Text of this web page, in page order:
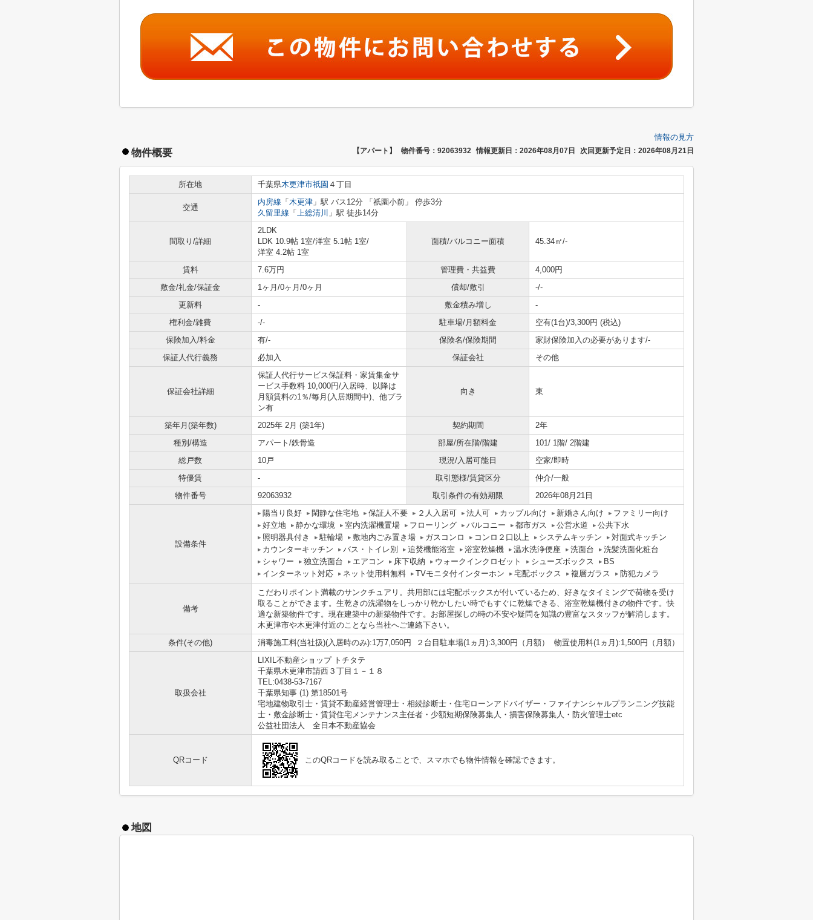
情報の見方
物件概要 【アパート】 物件番号：92063932 情報更新日：2026年08月07日 次回更新予定日：2026年08月21日
所在地 千葉県木更津市祇園 ４丁目
交通
内房線 「 木更津 」駅 バス12分 「祇園小前」 停歩3分
久留里線 「 上総清川 」駅 徒歩14分
間取り/詳細
2LDK
LDK 10.9帖 1室/洋室 5.1帖 1室/
洋室 4.2帖 1室
面積/バルコニー面積 45.34㎡/-
賃料 7.6万円 管理費・共益費
4,000円
敷金/礼金/保証金
1ヶ月/0ヶ月/0ヶ月 償却/敷引
-/-
更新料
- 敷金積み増し
-
権利金/雑費
-/- 駐車場/月額料金
空有(1台)/3,300円 (税込)
保険加入/料金
有/- 保険名/保険期間
家財保険加入の必要があります/-
保証人代行義務
必加入 保証会社 その他
保証会社詳細
保証人代行サービス保証料・家賃集金サ
ービス手数料 10,000円/入居時、以降は
月額賃料の1％/毎月(入居期間中)、他プラ
ン有
向き 東
築年月(築年数) 2025年 2月 (築1年) 契約期間
2年
種別/構造
アパート/鉄骨造 部屋/所在階/階建
101/ 1階/ 2階建
総戸数
10戸 現況/入居可能日
空家/即時
特優賃
- 取引態様/賃貸区分
仲介/一般
物件番号
92063932 取引条件の有効期限 2026年08月21日
設備条件
陽当り良好 閑静な住宅地 保証人不要 ２人入居可 法人可 カップル向け 新婚さん向け
ファミリー向け
好立地
静かな環境 室内洗濯機置場 フローリング バルコニー 都市ガス 公営水道
公共下水
照明器具付き
駐輪場 敷地内ごみ置き場 ガスコンロ コンロ２口以上 システムキッチン
対面式キッチン
カウンターキッチン
バス・トイレ別 追焚機能浴室 浴室乾燥機 温水洗浄便座 洗面台
洗髪洗面化粧台
シャワー
独立洗面台 エアコン 床下収納 ウォークインクロゼット シューズボックス
BS
インターネット対応
ネット使用料無料 TVモニタ付インターホン 宅配ボックス 複層ガラス 防犯カメラ
備考
こだわりポイント満載のサンクチュアリ。共用部には宅配ボックスが付いているため、好きなタイミングで荷物を受け
取ることができます。生乾きの洗濯物をしっかり乾かしたい時でもすぐに乾燥できる、浴室乾燥機付きの物件です。快
適な新築物件です。現在建築中の新築物件です。お部屋探しの時の不安や疑問を知識の豊富なスタッフが解消します。
木更津市や木更津付近のことなら当社へご連絡下さい。
条件(その他)
消毒施工料(当社扱)(入居時のみ):1万7,050円 ２台目駐車場(1ヵ月):3,300円（月額） 物置使用料(1ヵ月):1,500円（月額）
取扱会社
LIXIL不動産ショップ トチタテ
千葉県木更津市請西３丁目１－１８
TEL:0438-53-7167
千葉県知事 (1) 第18501号
宅地建物取引士・賃貸不動産経営管理士・相続診断士・住宅ローンアドバイザー・ファイナンシャルプランニング技能
士・敷金診断士・賃貸住宅メンテナンス主任者・少額短期保険募集人・損害保険募集人・防火管理士etc
公益社団法人 全日本不動産協会
QRコード このQRコードを読み取ることで、スマホでも物件情報を確認できます。
地図